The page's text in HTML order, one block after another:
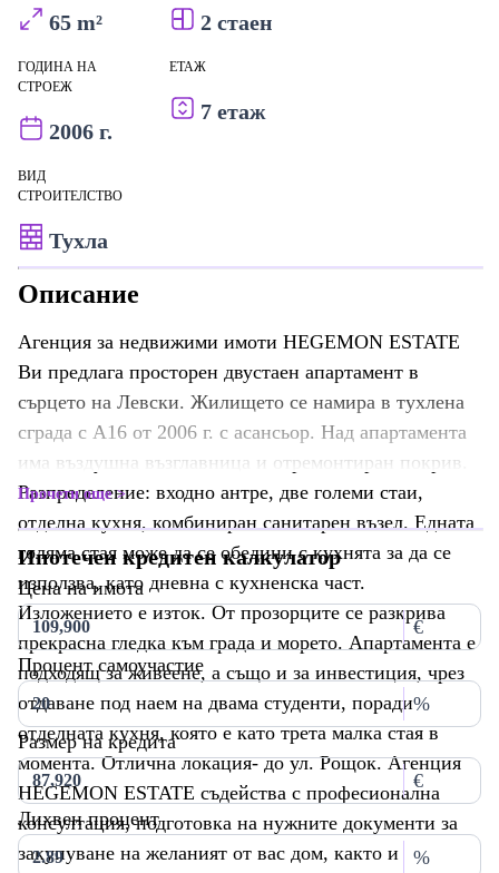
65 m² 2 стаен
ГОДИНА НА
СТРОЕЖ
2006 г.
ЕТАЖ
7 етаж
ВИД
СТРОИТЕЛСТВО
Тухла
Описание
Агенция за недвижими имоти HEGEMON ESTATE
Ви предлага просторен двустаен апартамент в
сърцето на Левски. Жилището се намира в тухлена
сграда с А16 от 2006 г. с асансьор. Над апартамента
има въздушна възглавница и отремонтиран покрив.
Разпределение: входно антре, две големи стаи,
отделна кухня, комбиниран санитарен възел. Едната
голяма стая може да се обедини с кухнята за да се
използва, като дневна с кухненска част.
Изложението е изток. От прозорците се разкрива
прекрасна гледка към града и морето. Апартамента е
подходящ за живеене, а също и за инвестиция, чрез
отдаване под наем на двама студенти, поради
отделната кухня, която е като трета малка стая в
момента. Отлична локация- до ул. Рощок. Агенция
HEGEMON ESTATE съдейства с професионална
консултация, подготовка на нужните документи за
закупуване на желаният от вас дом, както и
Прочети още
Ипотечен кредитен калкулатор
Цена на имота
€
Процент самоучастие
%
Размер на кредита
€
Лихвен процент
%